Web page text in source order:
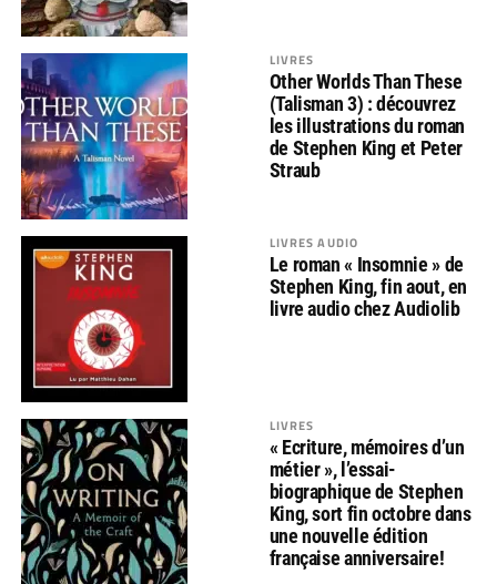
LIVRES
Other Worlds Than These
(Talisman 3) : découvrez
les illustrations du roman
de Stephen King et Peter
Straub
LIVRES AUDIO
Le roman « Insomnie » de
Stephen King, fin aout, en
livre audio chez Audiolib
LIVRES
« Ecriture, mémoires d’un
métier », l’essai-
biographique de Stephen
King, sort fin octobre dans
une nouvelle édition
française anniversaire!